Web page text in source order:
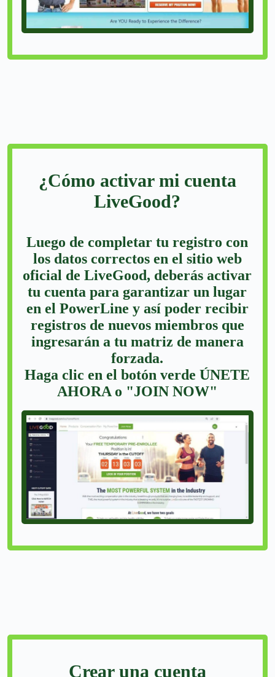
¿Cómo activar mi cuenta
LiveGood?
Luego de completar tu registro con
los datos correctos en el sitio web
oficial de LiveGood, deberás activar
tu cuenta para garantizar un lugar
en el PowerLine y así poder recibir
registros de nuevos miembros que
ingresarán a tu matriz de manera
forzada.
Haga clic en el botón verde ÚNETE
AHORA o "JOIN NOW"
Crear una cuenta